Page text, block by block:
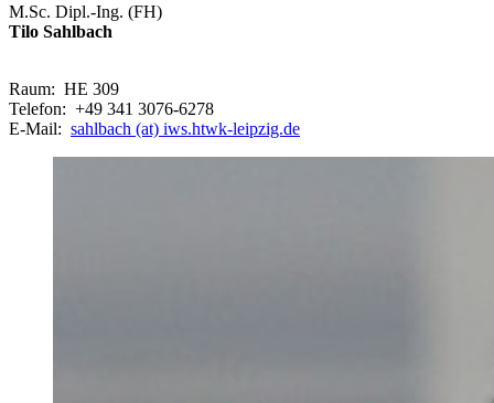
M.Sc. Dipl.-Ing. (FH)
Tilo Sahlbach
Raum: HE 309
Telefon: +49 341 3076-6278
E-Mail: sahlbach (at) iws.htwk-leipzig.de